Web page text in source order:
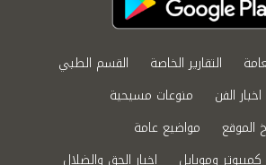
التقارير الخاصة
القسم الطبي
اخبار الفن
منوعات مسيحية
الموقع
مواضيع عامة
كمبيوتر وموبايل اخبار الحق والضلال